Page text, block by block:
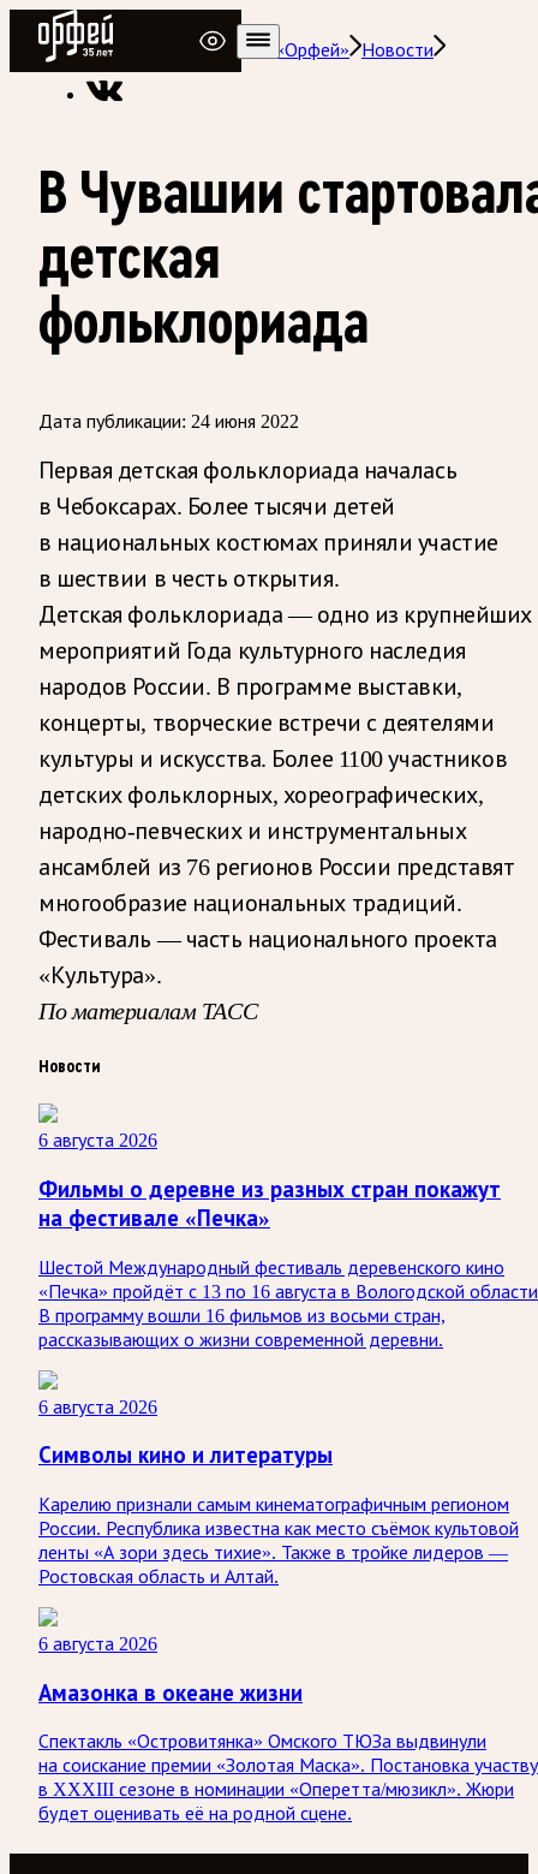
Радио Орфей
Радио классической музыки «Орфей»
Новости
В Чувашии
детская
фольклориада
Дата публикации: 24 июня 2022
Первая детская фольклориада началась
в Чебоксарах. Более тысячи детей
в национальных костюмах приняли участие
в шествии в честь открытия.
Детская фольклориада — одно из крупнейших
мероприятий Года культурного наследия
народов России. В программе выставки,
концерты, творческие встречи с деятелями
культуры и искусства. Более 1100 участников
детских фольклорных, хореографических,
народно-певческих и инструментальных
ансамблей из 76 регионов России представят
многообразие национальных традиций.
Фестиваль — часть национального проекта
«Культура».
По материалам ТАСС
Новости
6 августа 2026
Фильмы о деревне из разных стран покажут
на фестивале «Печка»
Шестой Международный фестиваль деревенского кино
«Печка» пройдёт с 13 по 16 августа в Вологодской
В программу вошли 16 фильмов из восьми стран,
рассказывающих о жизни современной деревни.
6 августа 2026
Символы кино и литературы
Карелию признали самым кинематографичным регионом
России. Республика известна как место съёмок культовой
ленты «А зори здесь тихие». Также в тройке лидеров —
Ростовская область и Алтай.
6 августа 2026
Амазонка в океане жизни
Спектакль «Островитянка» Омского ТЮЗа выдвинули
на соискание премии «Золотая Маска». Постановка
в XXXIII сезоне в номинации «Оперетта/мюзикл». Жюри
будет оценивать её на родной сцене.